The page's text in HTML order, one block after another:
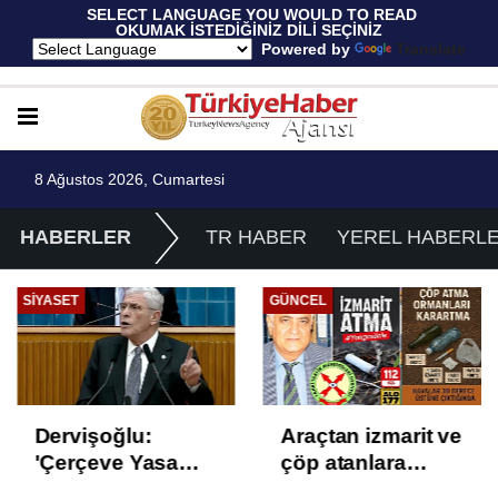
SELECT LANGUAGE YOU WOULD TO READ
OKUMAK İSTEDİĞİNİZ DİLİ SEÇİNİZ
Powered by
Translate
8 Ağustos 2026, Cumartesi
HABERLER TR HABER YEREL
GÜNCEL
Araçtan izmarit ve
çöp atanlara
EKONOMI
TÜİK Temmuz
enflasyonunu